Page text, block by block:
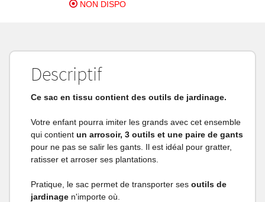
NON DISPO
Descriptif
Ce sac en tissu contient des outils de jardinage.
Votre enfant pourra imiter les grands avec cet ensemble
qui contient un arrosoir, 3 outils et une paire de gants
pour ne pas se salir les gants. Il est idéal pour gratter,
ratisser et arroser ses plantations.
Pratique, le sac permet de transporter ses outils de
jardinage n'importe où.